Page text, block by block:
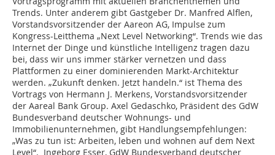
Trends. Unter anderem gibt Gastgeber Dr. Manfred Alflen,
Vorstandsvorsitzender der Aareon AG, Impulse zum
Kongress-Leitthema „Next Level Networking“. Trends wie das
Internet der Dinge und künstliche Intelligenz tragen dazu
bei, dass wir uns immer stärker vernetzen und dass
Plattformen zu einer dominierenden Markt-Architektur
werden. „Zukunft denken. Jetzt handeln.“ ist Thema des
Vortrags von Hermann J. Merkens, Vorstandsvorsitzender
der Aareal Bank Group. Axel Gedaschko, Präsident des GdW
Bundesverband deutscher Wohnungs- und
Immobilienunternehmen, gibt Handlungsempfehlungen:
„Was zu tun ist: Arbeiten, leben und wohnen auf dem Next
Level“. Ingeborg Esser, GdW Bundesverband deutscher